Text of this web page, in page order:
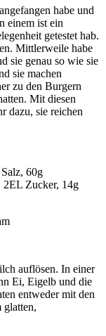
habe und
einem ist ein
getestet hab.
Mittlerweile habe
sie genau so wie sie
sie machen
zu den Burgern
Mit diesen
dazu, sie reichen
60g
2EL Zucker, 14g
auflösen. In einer
Ei, Eigelb und die
entweder mit den
glatten,